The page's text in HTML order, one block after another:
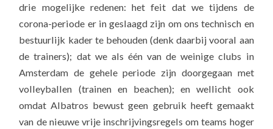
drie mogelijke redenen: het feit dat we tijdens de
corona-periode er in geslaagd zijn om ons technisch en
bestuurlijk kader te behouden (denk daarbij vooral aan
de trainers); dat we als één van de weinige clubs in
Amsterdam de gehele periode zijn doorgegaan met
volleyballen (trainen en beachen); en wellicht ook
omdat Albatros bewust geen gebruik heeft gemaakt
van de nieuwe vrije inschrijvingsregels om teams hoger